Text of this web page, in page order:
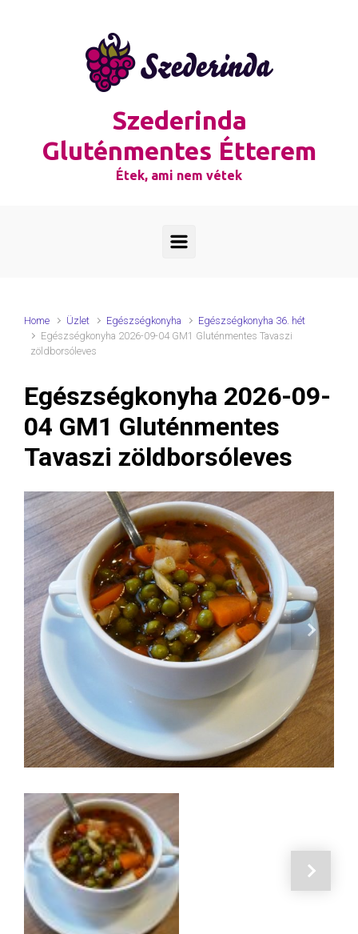
Szederinda
Gluténmentes Étterem
Étek, ami nem vétek
Home Üzlet Egészségkonyha
Egészségkonyha 36. hét
Egészségkonyha 2026-09-04 GM1 Gluténmentes Tavaszi
zöldborsóleves
Egészségkonyha 2026-09-
04 GM1 Gluténmentes
Tavaszi zöldborsóleves
Next